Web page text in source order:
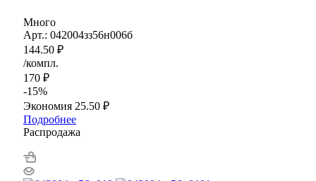
Много
Арт.: 042004зз56н006б
144.50 ₽
/компл.
170 ₽
-15%
Экономия 25.50 ₽
Подробнее
Распродажа